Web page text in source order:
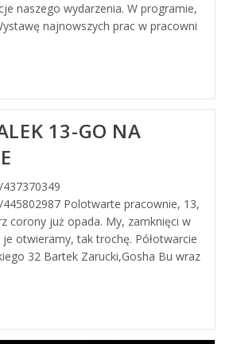
naszego wydarzenia. W programie,
najnowszych prac w pracowni
13-GO NA
Polotwarte pracownie, 13,
corony już opada. My, zamknięci w
otwieramy, tak trochę. Półotwarcie
32 Bartek Zarucki,Gosha Bu wraz